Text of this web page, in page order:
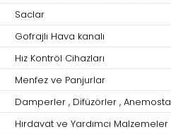
Saclar
Gofrajlı Hava kanalı
Hız Kontröl Cihazları
Menfez ve Panjurlar
Damperler , Difüzörler , Anemosta
Hırdavat ve Yardımcı Malzemeler